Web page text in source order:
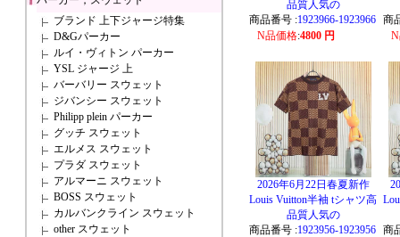
ブランド 上下ジャージ特集
D&Gパーカー
ルイ・ヴィトン パーカー
YSL ジャージ 上
バーバリー スウェット
ジバンシー スウェット
Philipp plein パーカー
グッチ スウェット
エルメス スウェット
プラダ スウェット
アルマーニ スウェット
BOSS スウェット
カルバンクライン スウェット
other スウェット
品質人気の
商品番号 :1923966-1923966
N品価格:4800 円
商
2026年6月22日春夏新作
Louis Vuitton半袖 tシャツ高
品質人気の
商品番号 :1923956-1923956 商